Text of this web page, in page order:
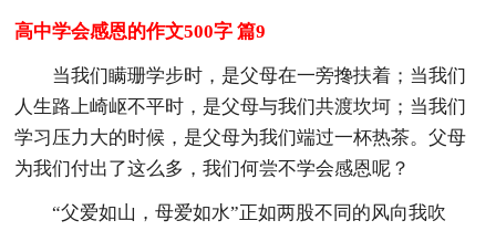
高中学会感恩的作文500字 篇9
当我们瞒珊学步时，是父母在一旁搀扶着；当我们
人生路上崎岖不平时，是父母与我们共渡坎坷；当我们
学习压力大的时候，是父母为我们端过一杯热茶。父母
为我们付出了这么多，我们何尝不学会感恩呢？
“父爱如山，母爱如水”正如两股不同的风向我吹